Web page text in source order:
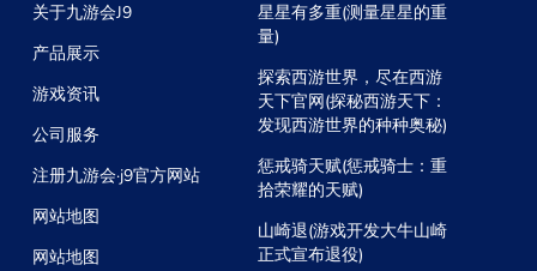
关于九游会J9
产品展示
游戏资讯
公司服务
注册九游会·j9官方网站
网站地图
网站地图
星星有多重(测量星星的重
量)
探索西游世界，尽在西游
天下官网(探秘西游天下：
发现西游世界的种种奥秘)
惩戒骑天赋(惩戒骑士：重
拾荣耀的天赋)
山崎退(游戏开发大牛山崎
正式宣布退役)